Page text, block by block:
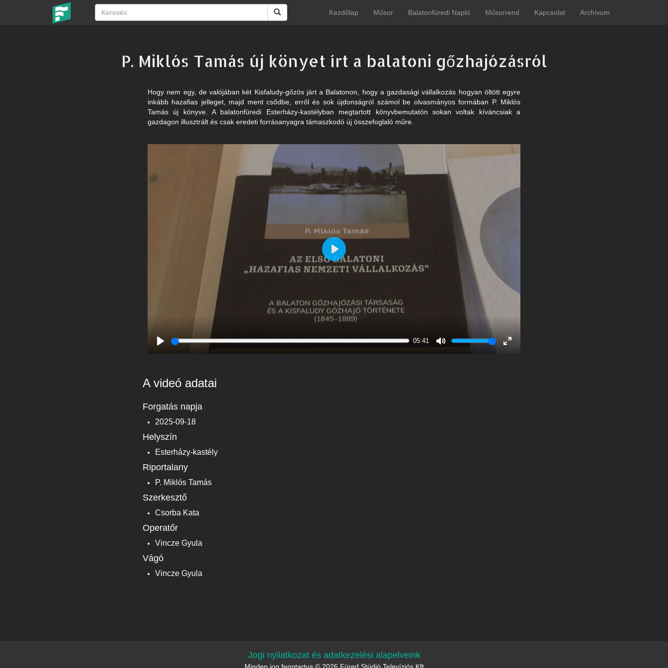
Kezdőlap Műsor Balatonfüredi Napló Műsorrend Kapcsolat Archívum
P. Miklós Tamás új könyet írt a balatoni gőzhajózásról
Hogy nem egy, de valójában két Kisfaludy-gőzös járt a Balatonon, hogy a gazdasági vállalkozás hogyan öltött egyre
inkább hazafias jelleget, majd ment csődbe, erről és sok újdonságról számol be olvasmányos formában P. Miklós
Tamás új könyve. A balatonfüredi Esterházy-kastélyban megtartott könyvbemutatón sokan voltak kíváncsiak a
gazdagon illusztrált és csak eredeti forrásanyagra támaszkodó új összefoglaló műre.
05:41
Play
A videó adatai
Forgatás napja
2025-09-18
Helyszín
Esterházy-kastély
Riportalany
P. Miklós Tamás
Szerkesztő
Csorba Kata
Operatőr
Vincze Gyula
Vágó
Vincze Gyula
Jogi nyilatkozat és adatkezelési alapelveink